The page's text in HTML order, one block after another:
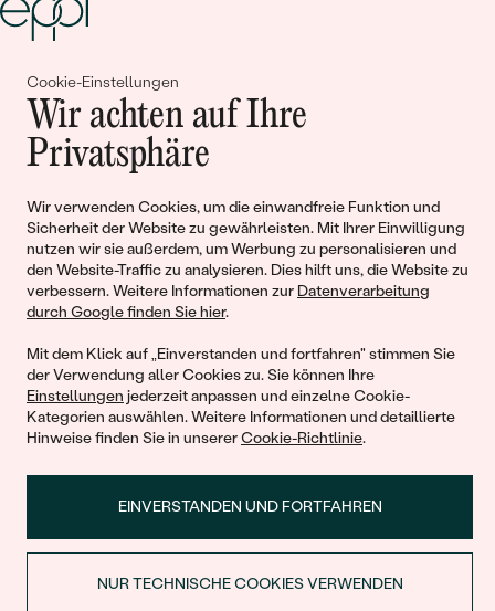
Cookie-Einstellungen
Wir achten auf Ihre
Privatsphäre
Wir verwenden Cookies, um die einwandfreie Funktion und
Sicherheit der Website zu gewährleisten. Mit Ihrer Einwilligung
nutzen wir sie außerdem, um Werbung zu personalisieren und
den Website-Traffic zu analysieren. Dies hilft uns, die Website zu
verbessern. Weitere Informationen zur Datenverarbeitung
durch Google finden Sie hier.
Mit dem Klick auf „Einverstanden und fortfahren" stimmen Sie
der Verwendung aller Cookies zu. Sie können Ihre
Einstellungen jederzeit anpassen und einzelne Cookie-
Kategorien auswählen. Weitere Informationen und detaillierte
Hinweise finden Sie in unsererCookie-Richtlinie.
EINVERSTANDEN UND FORTFAHREN
NUR TECHNISCHE COOKIES VERWENDEN
Gemeinsam erschaffen wir
Geschichten von Schönheit und
Liebe
Begleiten Sie uns!